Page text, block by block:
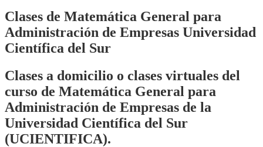
Clases de Matemática General para
Administración de Empresas Universidad
Científica del Sur
Clases a domicilio o clases virtuales del
curso de Matemática General para
Administración de Empresas de la
Universidad Científica del Sur
(UCIENTIFICA).